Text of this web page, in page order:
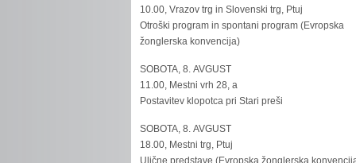
10.00, Vrazov trg in Slovenski trg, Ptuj
Otroški program in spontani program (Evropska
žonglerska konvencija)
SOBOTA, 8. AVGUST
11.00, Mestni vrh 28, a
Postavitev klopotca pri Stari preši
SOBOTA, 8. AVGUST
18.00, Mestni trg, Ptuj
Ulične predstave (Evropska žonglerska